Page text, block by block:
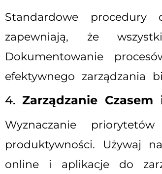
Standardowe
zapewniają, że
Dokumentowanie
efektywnego zarządzania
4. Zarządzanie
Wyznaczanie
produktywności. Używaj
online i aplikacje do